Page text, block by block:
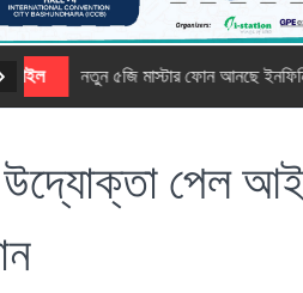
মোবাইল নতুন সি-সিরিজ স্মার্টফোন
উদ্যোক্তা পেল